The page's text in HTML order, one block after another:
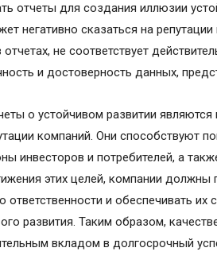
отчеты для создания иллюзии
негативно сказаться на
отчетах, не соответствует
и достоверность данных,
о устойчивом развитии
компаний. Они способствуют
инвесторов и потребителей, а
этих целей, компании должны
ответственности и обеспечивать их
развития. Таким образом,
вкладом в долгосрочный